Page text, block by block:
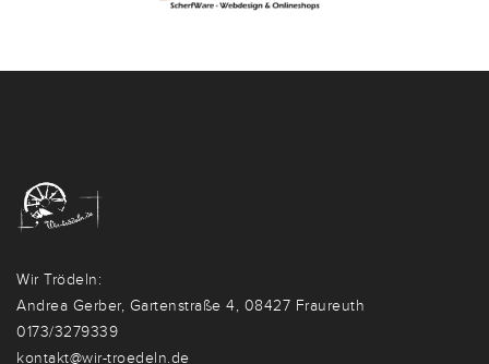
Wir Trödeln:
Andrea Gerber, Gartenstraße 4, 08427 Fraureuth
0173/3279339
kontakt@wir-troedeln.de